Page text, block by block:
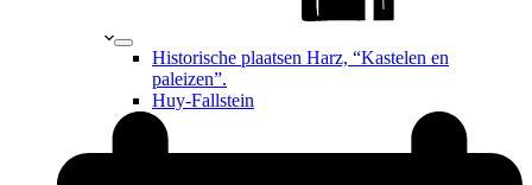
Historische plaatsen Harz, “Kastelen en
paleizen”.
Huy-Fallstein